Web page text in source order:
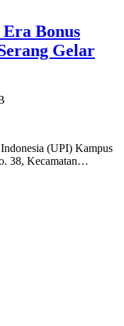
Bonus
Gelar
(UPI) Kampus
38, Kecamatan…